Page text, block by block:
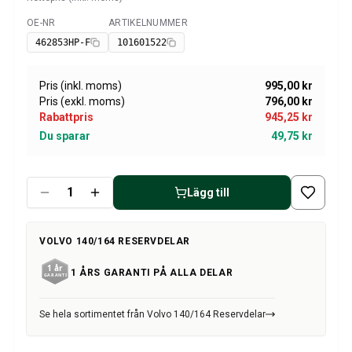
Övrigt Volvo Amazon
Volvo Amazon Däck/Fälg/Navkapslar
Volvo 1800 Reservdelar
Volvo 1800 Bromssystem
Volvo 1800 Bränsle/avgassystem
Volvo 1800 Karosseri
Volvo 1800 Kylsystem
Volvo 1800 Elsystem
Volvo 1800 Framvagn
Volvo 1800 Inredning
Värme/Friskluftsanläggning Volvo 1800 (1961-73)
Volvo 1800 Däck/Fälg
Volvo 140/164 Reservdelar
Tillgänglig
OE-NR
462853HP-F
ARTIKELNUMMER
101601522
Pris (inkl. moms)
995,00 kr
Pris (exkl. moms)
796,00 kr
Rabattpris
945,25 kr
Du sparar
49,75 kr
Lägg till
VOLVO 140/164 RESERVDELAR
1 ÅRS GARANTI PÅ ALLA DELAR
Se hela sortimentet från Volvo 140/164 Reservdelar